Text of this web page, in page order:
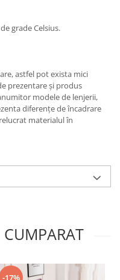
grade Celsius.
astfel pot exista mici
prezentare și produs
modele de lenjerii,
diferențe de încadrare
materialul în
-17%